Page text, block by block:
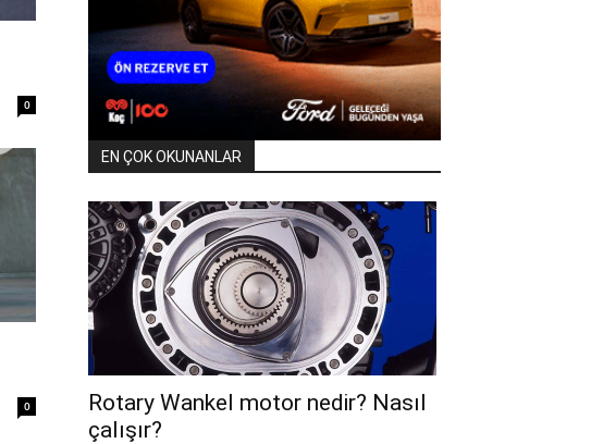
0
0
EN ÇOK OKUNANLAR
Rotary Wankel motor nedir? Nasıl
çalışır?